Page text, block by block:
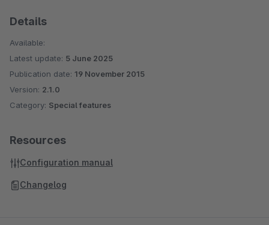
Details
Available:
Latest update: 5 June 2025
Publication date: 19 November 2015
Version: 2.1.0
Category: Special features
Resources
Configuration manual
Changelog